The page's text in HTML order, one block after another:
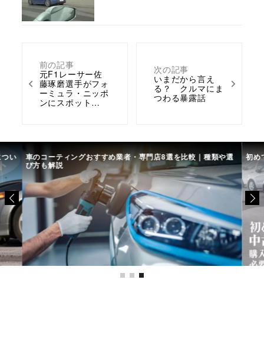
前の記事
元F1レーサー佐
藤琢磨選手がフォ
ーミュラ・ニッポ
ンにスポット…
次の記事
いまだから言え
る？ クルマにま
つわる暴露話
い 車のコーティングおすすめ業者・専門店8選を比較｜種類や選
び方も解説
初め